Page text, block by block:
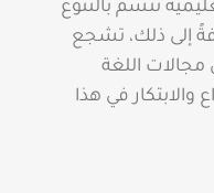
تتسم بالتنوع
إلى ذلك، تشجع
مجالات اللغة
والابتكار في هذا